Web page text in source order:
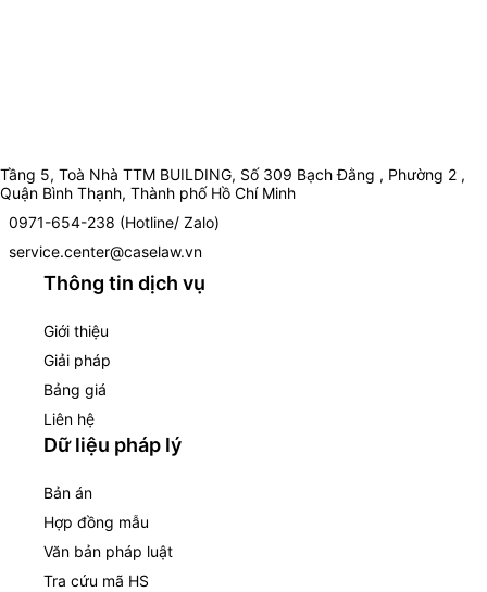
Tầng 5, Toà Nhà TTM BUILDING, Số 309 Bạch Đằng , Phường 2 ,
Quận Bình Thạnh, Thành phố Hồ Chí Minh
0971-654-238 (Hotline/ Zalo)
service.center@caselaw.vn
Thông tin dịch vụ
Giới thiệu
Giải pháp
Bảng giá
Liên hệ
Dữ liệu pháp lý
Bản án
Hợp đồng mẫu
Văn bản pháp luật
Tra cứu mã HS